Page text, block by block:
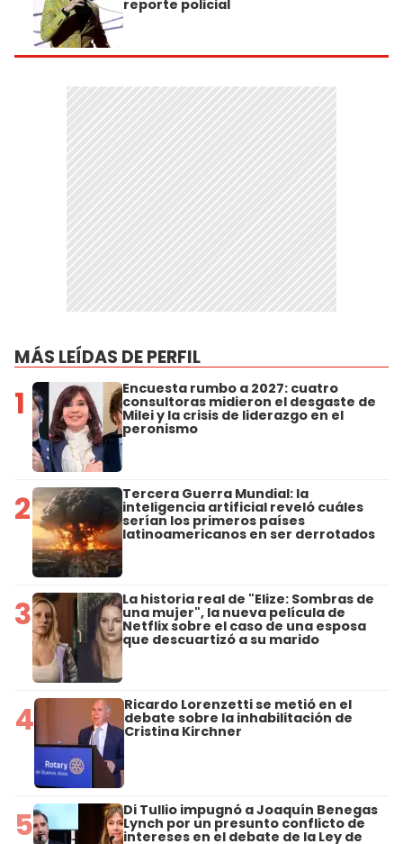
reporte policial
MÁS LEÍDAS DE PERFIL
1 Encuesta rumbo a 2027: cuatro
consultoras midieron el desgaste de
Milei y la crisis de liderazgo en el
peronismo
2 Tercera Guerra Mundial: la
inteligencia artificial reveló cuáles
serían los primeros países
latinoamericanos en ser derrotados
3 La historia real de "Elize: Sombras de
una mujer", la nueva película de
Netflix sobre el caso de una esposa
que descuartizó a su marido
4 Ricardo Lorenzetti se metió en el
debate sobre la inhabilitación de
Cristina Kirchner
5 Di Tullio impugnó a Joaquín Benegas
Lynch por un presunto conflicto de
intereses en el debate de la Ley de